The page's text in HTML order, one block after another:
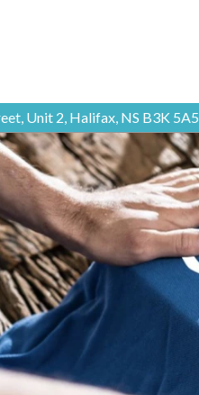
Unit 2, Halifax, NS B3K 5A5